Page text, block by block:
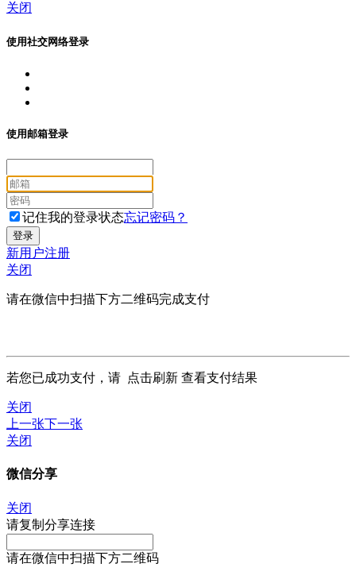
关闭
使用社交网络登录
使用邮箱登录
记住我的登录状态忘记密码？
新用户注册
关闭
请在微信中扫描下方二维码完成支付
若您已成功支付，请 点击刷新 查看支付结果
关闭
上一张下一张
关闭
微信分享
关闭
请复制分享连接
请在微信中扫描下方二维码